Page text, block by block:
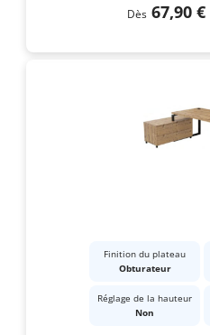
Dès 67,90 €
Finition du plateau
Obturateur
Réglage de la hauteur
Non